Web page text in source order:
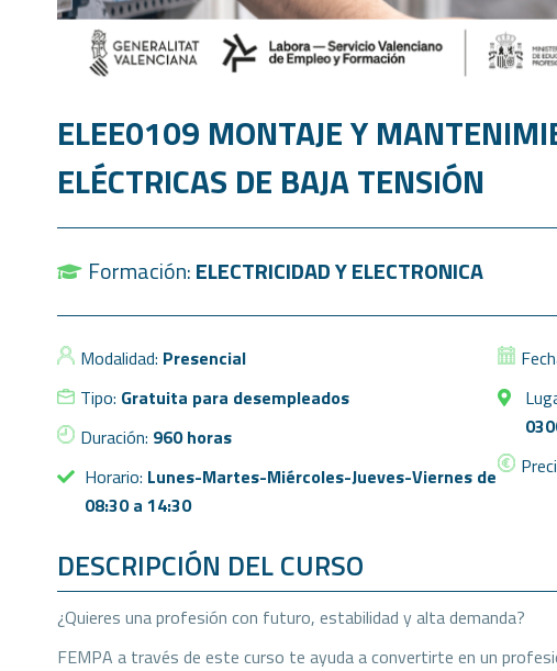
ELEE0109 MONTAJE Y
ELÉCTRICAS DE BAJA TENSIÓN
Formación:ELECTRICIDAD Y ELECTRONICA
Modalidad: Presencial
Tipo: Gratuita para desempleados
Duración: 960 horas
Horario: Lunes-Martes-Miércoles-Jueves-Viernes de
08:30 a 14:30
DESCRIPCIÓN DEL CURSO
¿Quieres una profesión con futuro, estabilidad y alta demanda?
FEMPA a través de este curso te ayuda a convertirte en un